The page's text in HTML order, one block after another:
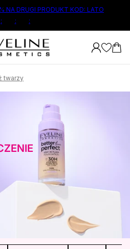
NA DRUGI PRODUKT KOD: LATO
:
: :
twarzy